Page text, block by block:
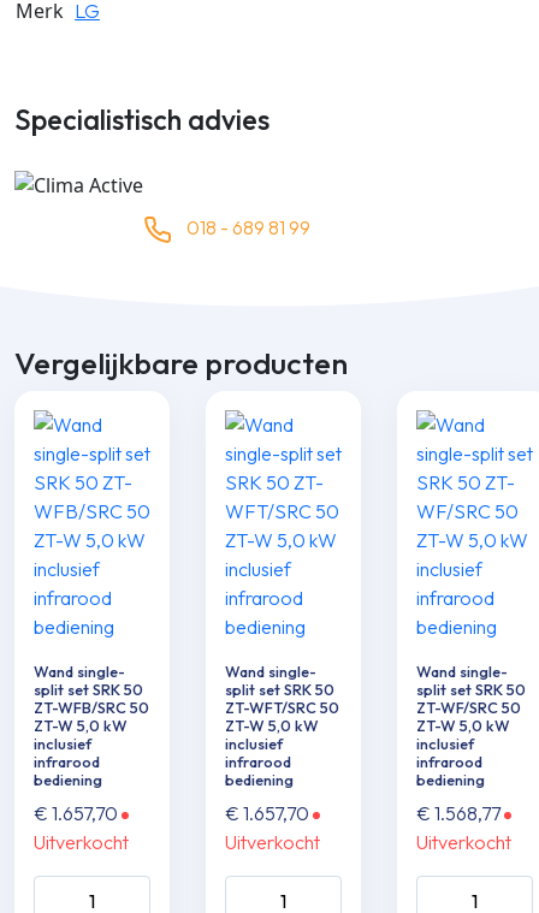
Merk LG
Specialistisch advies
018 - 689 81 99
Vergelijkbare producten
Wand single-
split set SRK 50
ZT-WFB/SRC 50
ZT-W 5,0 kW
inclusief
infrarood
bediening
€ 1.657,70
Uitverkocht
Wand single-split
Wand single-
split set SRK 50
ZT-WFT/SRC 50
ZT-W 5,0 kW
inclusief
infrarood
bediening
€ 1.657,70
Uitverkocht
Wand single-split
Wand single-
split set SRK 50
ZT-WF/SRC 50
ZT-W 5,0 kW
inclusief
infrarood
bediening
€ 1.568,77
Uitverkocht
Wand single-